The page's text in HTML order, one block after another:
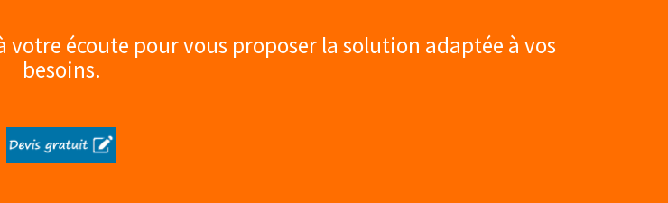
écoute pour vous proposer la solution adaptée à vos
besoins.